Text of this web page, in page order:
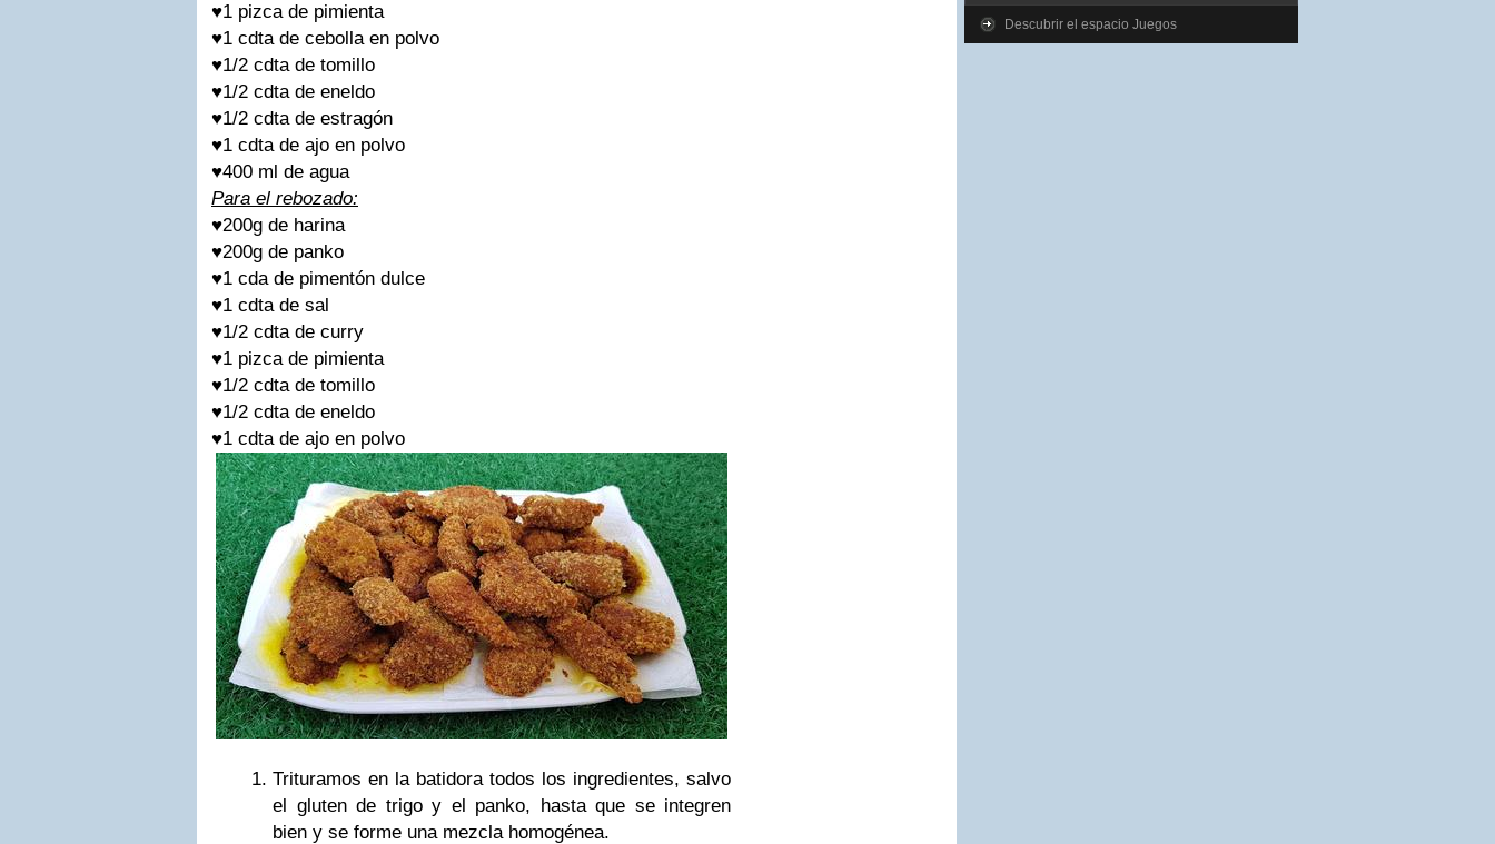
♥1 pizca de pimienta
♥1 cdta de cebolla en polvo
♥1/2 cdta de tomillo
♥1/2 cdta de eneldo
♥1/2 cdta de estragón
♥1 cdta de ajo en polvo
♥400 ml de agua
Para el rebozado:
♥200g de harina
♥200g de panko
♥1 cda de pimentón dulce
♥1 cdta de sal
♥1/2 cdta de curry
♥1 pizca de pimienta
♥1/2 cdta de tomillo
♥1/2 cdta de eneldo
♥1 cdta de ajo en polvo
Trituramos en la batidora todos los ingredientes, salvo
el gluten de trigo y el panko, hasta que se integren
bien y se forme una mezcla homogénea.
Descubrir el espacio Juegos